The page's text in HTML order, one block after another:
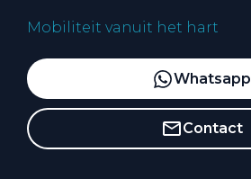
Mobiliteit vanuit het hart
Whatsapp
Contact